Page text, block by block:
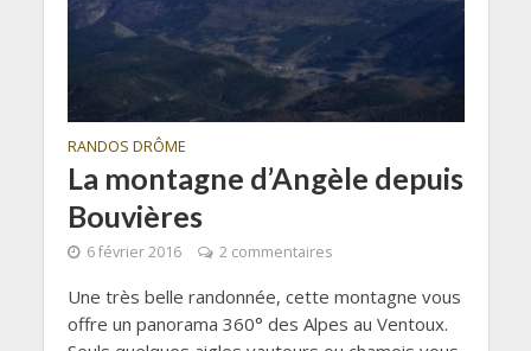
RANDOS DRÔME
La montagne d’Angèle depuis
Bouvières
6 février 2016 2 commentaires
Une très belle randonnée, cette montagne vous
offre un panorama 360° des Alpes au Ventoux.